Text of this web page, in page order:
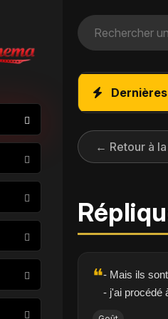
← Retour à
❝- Mais ils
- j'ai procédé